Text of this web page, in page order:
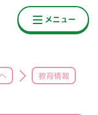
教育情報